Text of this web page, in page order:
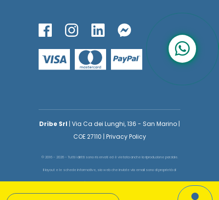
Dribe Srl | Via Ca dei Lunghi, 136 - San Marino |
COE 27110 | Privacy Policy
© 2016 - 2026 - Tutti i diritti sono riservati ed è vietata anche la riproduzione parziale.
Il layout e le schede informative, sia web che inviate via email sono di proprietà di
voglioinsegnare.it pertanto è fatto assoluto divieto replicare o copiare parte del layout
e dei contenuti